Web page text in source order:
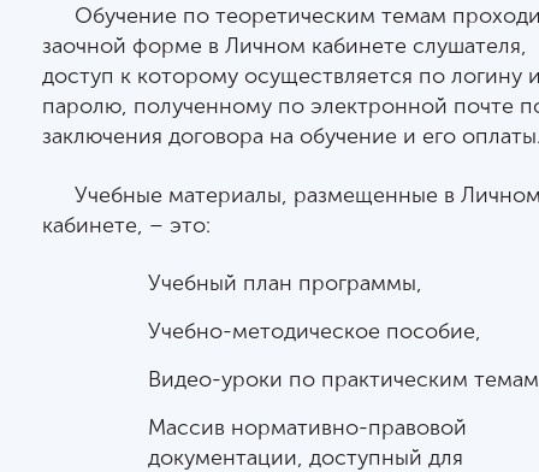
Обучение по теоретическим темам
заочной форме в Личном кабинете слушателя,
доступ к которому осуществляется по логину
паролю, полученному по электронной почте
заключения договора на обучение и его
Учебные материалы, размещенные в
кабинете, – это:
Учебный план программы,
Учебно-методическое пособие,
Видео-уроки по практическим
Массив нормативно-правовой
документации, доступный для